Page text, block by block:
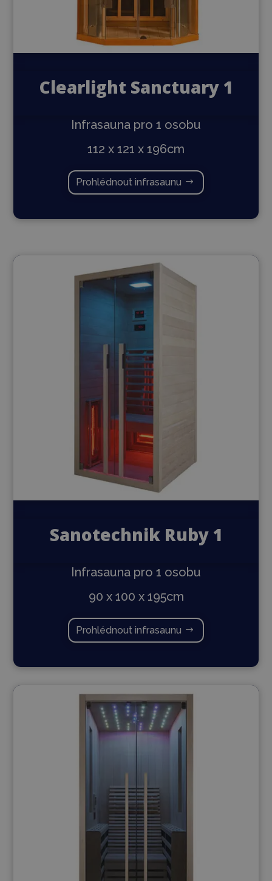
Clearlight Sanctuary 1
Infrasauna pro 1 osobu
112 x 121 x 196cm
Prohlédnout infrasaunu
Sanotechnik Ruby 1
Infrasauna pro 1 osobu
90 x 100 x 195cm
Prohlédnout infrasaunu